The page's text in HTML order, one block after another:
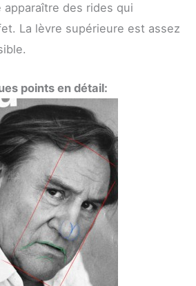
des rides qui
La lèvre supérieure est assez
points en détail: